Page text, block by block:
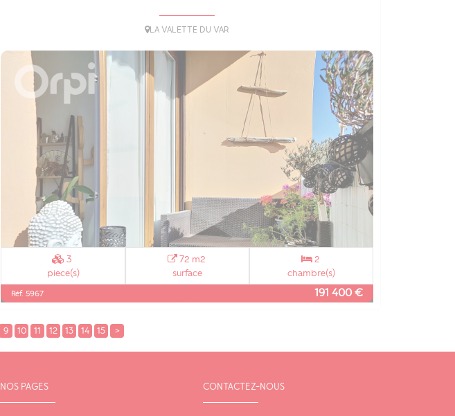
LA VALETTE DU VAR
3
piece(s)
72 m2
surface
2
chambre(s)
Réf. 5967 191 400 €
9 10 11 12 13 14 15 >
NOS PAGES CONTACTEZ-NOUS